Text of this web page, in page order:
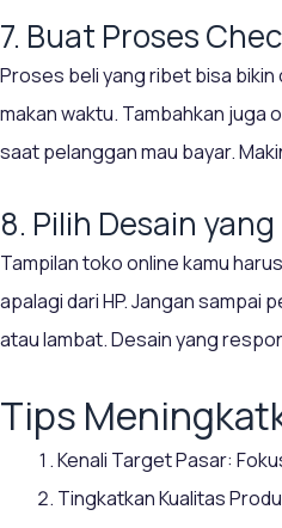
7. Buat Proses
Proses beli yang ribet bisa bikin
makan waktu. Tambahkan juga
saat pelanggan mau bayar.
8. Pilih Desain
Tampilan toko online kamu
apalagi dari HP. Jangan
atau lambat. Desain yang
Tips
Kenali Target Pasar:
Tingkatkan Kualitas